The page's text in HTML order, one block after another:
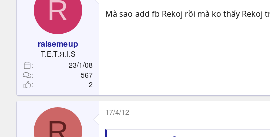
R
raisemeup
T.E.T.Я.I.S
23/1/08
567
2
Mà sao add fb Rekoj rồi mà ko thấy
17/4/12